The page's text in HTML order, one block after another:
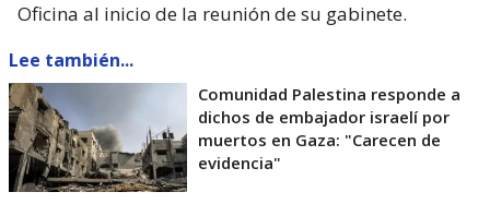
Oficina al inicio de la reunión de su gabinete.
Lee también...
Comunidad Palestina responde a
dichos de embajador israelí por
muertos en Gaza: "Carecen de
evidencia"